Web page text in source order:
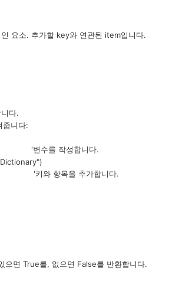
인 요소. 추가할 key와 연관된 item입니다.
다.
줍니다:
성합니다.
항목을 추가합니다.
으면 True를, 없으면 False를 반환합니다.